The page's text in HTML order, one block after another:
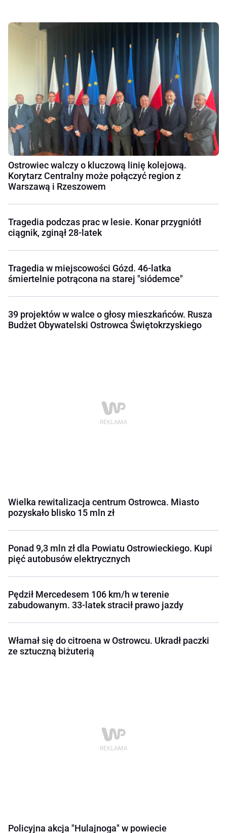
Ostrowiec walczy o kluczową linię kolejową.
Korytarz Centralny może połączyć region z
Warszawą i Rzeszowem
Tragedia podczas prac w lesie. Konar przygniótł
ciągnik, zginął 28-latek
Tragedia w miejscowości Gózd. 46-latka
śmiertelnie potrącona na starej "siódemce"
39 projektów w walce o głosy mieszkańców. Rusza
Budżet Obywatelski Ostrowca Świętokrzyskiego
Wielka rewitalizacja centrum Ostrowca. Miasto
pozyskało blisko 15 mln zł
Ponad 9,3 mln zł dla Powiatu Ostrowieckiego. Kupi
pięć autobusów elektrycznych
Pędził Mercedesem 106 km/h w terenie
zabudowanym. 33-latek stracił prawo jazdy
Włamał się do citroena w Ostrowcu. Ukradł paczki
ze sztuczną biżuterią
Policyjna akcja "Hulajnoga" w powiecie